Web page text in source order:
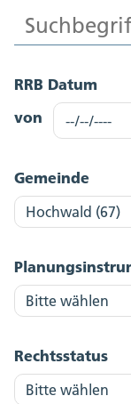
RRB Datum
von
Gemeinde
Rechtsstatus